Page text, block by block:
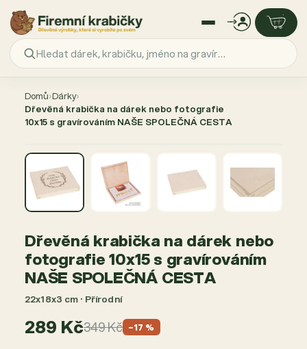
obsah
Domů›Dárky›
Dřevěná krabička na dárek nebo fotografie
10x15 s gravírováním NAŠE SPOLEČNÁ CESTA
Dřevěná krabička na dárek nebo
fotografie 10x15 s gravírováním
NAŠE SPOLEČNÁ CESTA
22x18x3 cm · Přírodní
289 Kč349 Kč −17 %